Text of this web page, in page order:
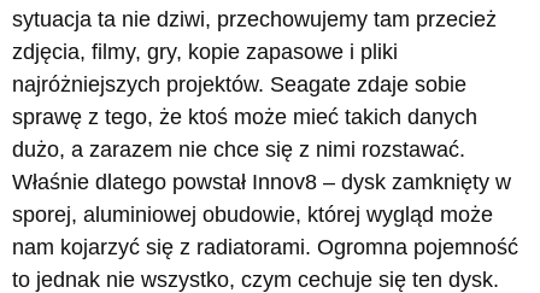
sytuacja ta nie dziwi, przechowujemy tam przecież
zdjęcia, filmy, gry, kopie zapasowe i pliki
najróżniejszych projektów. Seagate zdaje sobie
sprawę z tego, że ktoś może mieć takich danych
dużo, a zarazem nie chce się z nimi rozstawać.
Właśnie dlatego powstał Innov8 – dysk zamknięty w
sporej, aluminiowej obudowie, której wygląd może
nam kojarzyć się z radiatorami. Ogromna pojemność
to jednak nie wszystko, czym cechuje się ten dysk.